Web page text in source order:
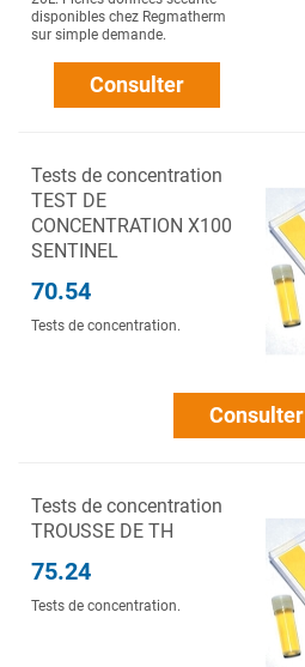
disponibles chez Regmatherm
sur simple demande.
Consulter
Tests de concentration
TEST DE
CONCENTRATION X100
SENTINEL
70.54
Tests de concentration.
Consulter
Tests de concentration
TROUSSE DE TH
75.24
Tests de concentration.